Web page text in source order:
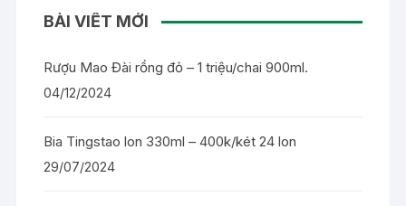
BÀI VIẾT MỚI
Rượu Mao Đài rồng đỏ – 1 triệu/chai 900ml.
04/12/2024
Bia Tingstao lon 330ml – 400k/két 24 lon
29/07/2024